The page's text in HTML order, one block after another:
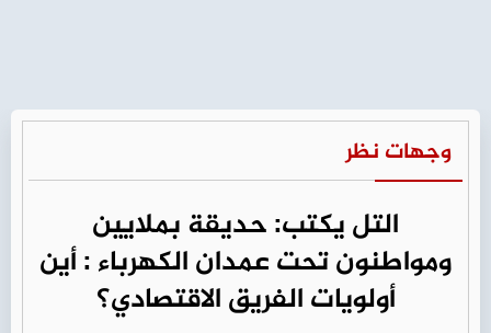
وجهات نظر
التل يكتب: حديقة بملايين
ومواطنون تحت عمدان الكهرباء : أين
أولويات الفريق الاقتصادي؟